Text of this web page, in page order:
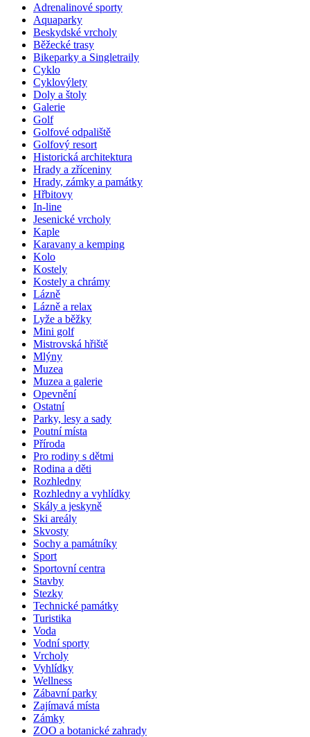
Adrenalinové sporty
Aquaparky
Beskydské vrcholy
Běžecké trasy
Bikeparky a Singletraily
Cyklo
Cyklovýlety
Doly a štoly
Galerie
Golf
Golfové odpaliště
Golfový resort
Historická architektura
Hrady a zříceniny
Hrady, zámky a památky
Hřbitovy
In-line
Jesenické vrcholy
Kaple
Karavany a kemping
Kolo
Kostely
Kostely a chrámy
Lázně
Lázně a relax
Lyže a běžky
Mini golf
Mistrovská hřiště
Mlýny
Muzea
Muzea a galerie
Opevnění
Ostatní
Parky, lesy a sady
Poutní místa
Příroda
Pro rodiny s dětmi
Rodina a děti
Rozhledny
Rozhledny a vyhlídky
Skály a jeskyně
Ski areály
Skvosty
Sochy a památníky
Sport
Sportovní centra
Stavby
Stezky
Technické památky
Turistika
Voda
Vodní sporty
Vrcholy
Vyhlídky
Wellness
Zábavní parky
Zajímavá místa
Zámky
ZOO a botanické zahrady